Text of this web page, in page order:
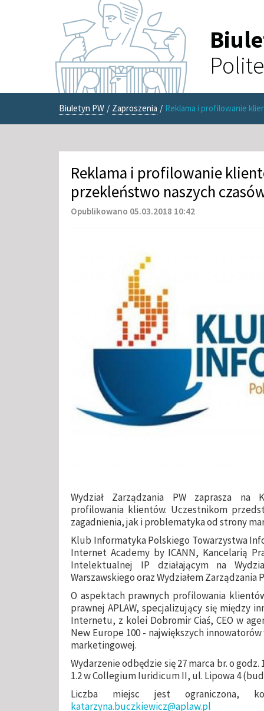
Biuletyn PW / Zaproszenia / Reklama i profilowanie
Reklama i profilowanie
przekleństwo naszych
Opublikowano 05.03.2018 10:42
Wydział Zarządzania PW zaprasza na
profilowania klientów. Uczestnikom
zagadnienia, jak i problematyka od strony
Klub Informatyka Polskiego Towarzystwa
Internet Academy by ICANN, Kancelarią
Intelektualnej IP działającym na
Warszawskiego oraz Wydziałem Zarządzania
O aspektach prawnych profilowania
prawnej APLAW, specjalizujący się między
Internetu, z kolei Dobromir Ciaś, CEO w
New Europe 100 - największych
marketingowej.
Wydarzenie odbędzie się 27 marca br. o
1.2 w Collegium Iuridicum II, ul. Lipowa 4
Liczba miejsc jest ograniczona,
katarzyna.buczkiewicz@aplaw.pl